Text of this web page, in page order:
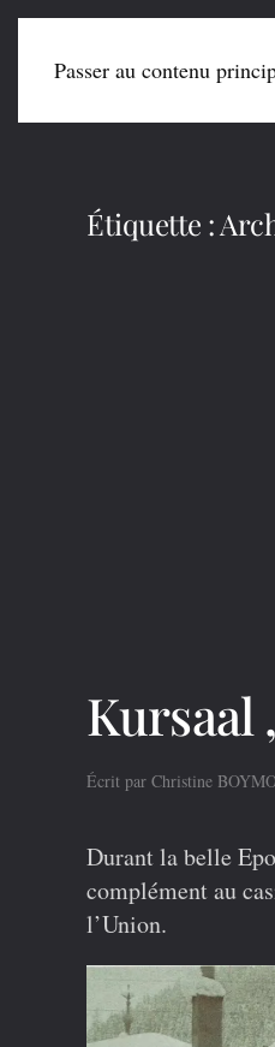
Passer au contenu
Étiquette :
Kursaal
Écrit par Christine
Durant la belle
complément au
l’Union.